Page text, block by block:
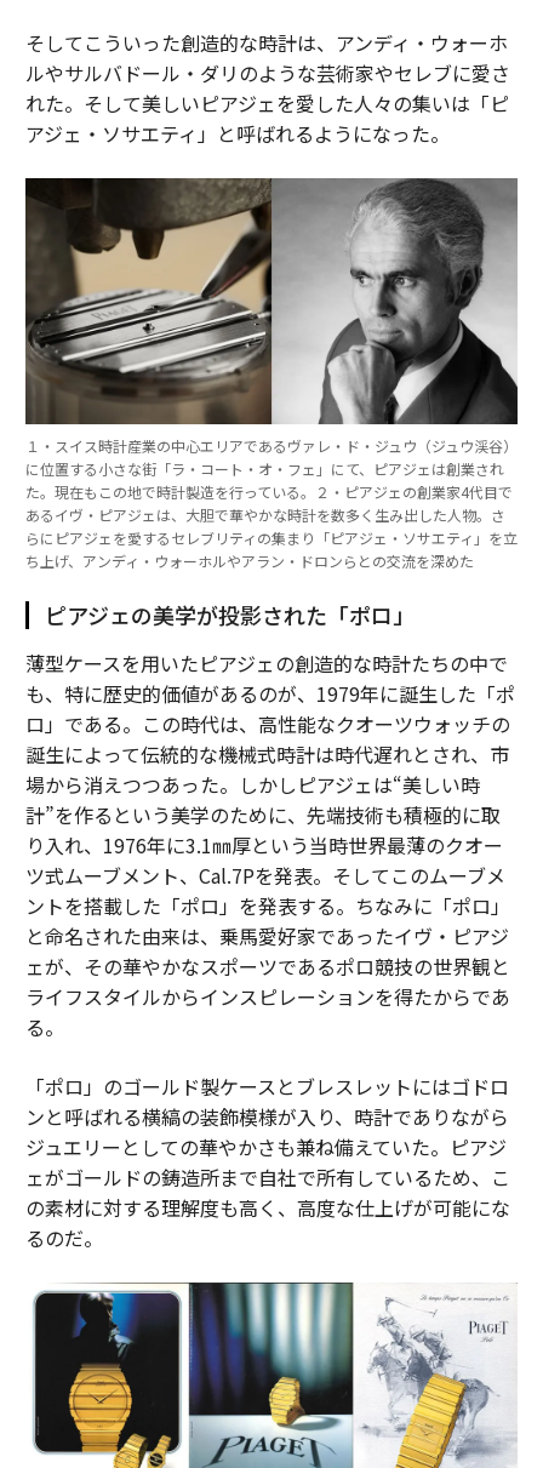
そしてこういった創造的な時計は、アンディ・ウォーホ
ルやサルバドール・ダリのような芸術家やセレブに愛さ
れた。そして美しいピアジェを愛した人々の集いは「ピ
アジェ・ソサエティ」と呼ばれるようになった。
１・スイス時計産業の中心エリアであるヴァレ・ド・ジュウ（ジュウ渓谷）
に位置する小さな街「ラ・コート・オ・フェ」にて、ピアジェは創業され
た。現在もこの地で時計製造を行っている。２・ピアジェの創業家4代目で
あるイヴ・ピアジェは、大胆で華やかな時計を数多く生み出した人物。さ
らにピアジェを愛するセレブリティの集まり「ピアジェ・ソサエティ」を立
ち上げ、アンディ・ウォーホルやアラン・ドロンらとの交流を深めた
ピアジェの美学が投影された「ポロ」
薄型ケースを用いたピアジェの創造的な時計たちの中で
も、特に歴史的価値があるのが、1979年に誕生した「ポ
ロ」である。この時代は、高性能なクオーツウォッチの
誕生によって伝統的な機械式時計は時代遅れとされ、市
場から消えつつあった。しかしピアジェは“美しい時
計”を作るという美学のために、先端技術も積極的に取
り入れ、1976年に3.1㎜厚という当時世界最薄のクオー
ツ式ムーブメント、Cal.7Pを発表。そしてこのムーブメ
ントを搭載した「ポロ」を発表する。ちなみに「ポロ」
と命名された由来は、乗馬愛好家であったイヴ・ピアジ
ェが、その華やかなスポーツであるポロ競技の世界観と
ライフスタイルからインスピレーションを得たからであ
る。
「ポロ」のゴールド製ケースとブレスレットにはゴドロ
ンと呼ばれる横縞の装飾模様が入り、時計でありながら
ジュエリーとしての華やかさも兼ね備えていた。ピアジ
ェがゴールドの鋳造所まで自社で所有しているため、こ
の素材に対する理解度も高く、高度な仕上げが可能にな
るのだ。